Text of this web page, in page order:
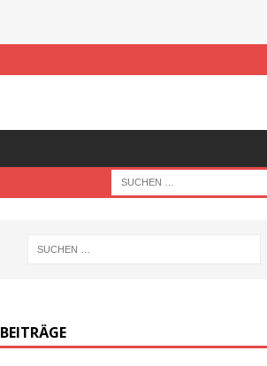
BEITRÄGE